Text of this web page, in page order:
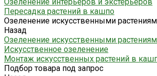
Пересадка растений в кашпо
Озеленение искусственными
Назад
Озеленение искусственными
Искусственное озеленение
Монтаж искусственных растений в
Подбор товара под запрос